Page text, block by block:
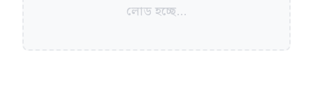
লোড হচ্ছে...